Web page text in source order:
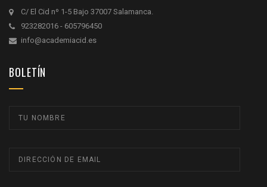
C/ El Cid nº 1-5 Bajo 37007 Salamanca.
923282016 - 605796450
info@academiacid.es
BOLETÍN